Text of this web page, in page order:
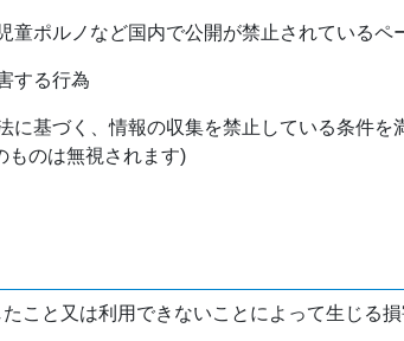
童ポルノなど国内で公開が禁止されているペ
する行為
に基づく、情報の収集を禁止している条件を
ものは無視されます)
たこと又は利用できないことによって生じる